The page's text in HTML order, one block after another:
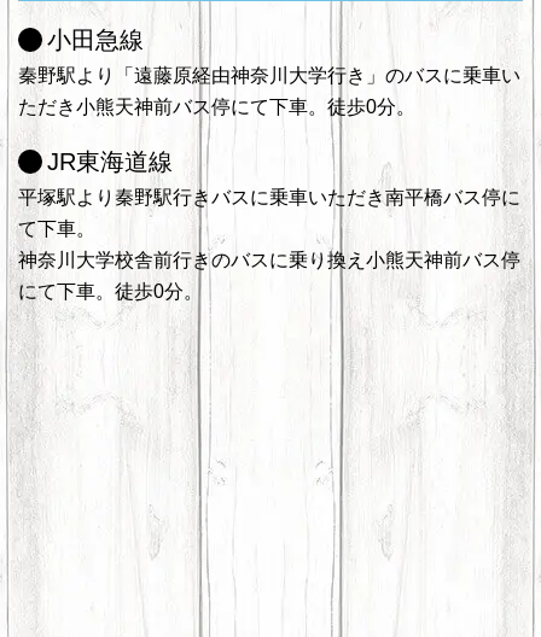
小田急線
秦野駅より「遠藤原経由神奈川大学行き」のバスに乗車い
ただき小熊天神前バス停にて下車。徒歩0分。
JR東海道線
平塚駅より秦野駅行きバスに乗車いただき南平橋バス停に
て下車。
神奈川大学校舎前行きのバスに乗り換え小熊天神前バス停
にて下車。徒歩0分。